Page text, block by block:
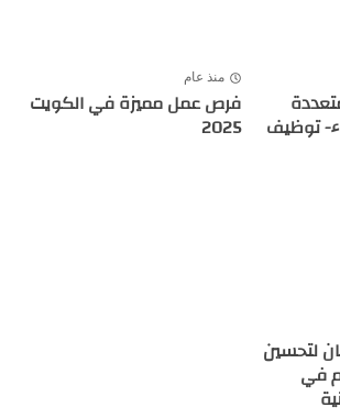
توظيف
منذ عام
فرص عمل مميزة في الكويت
2025
لتحسين
في